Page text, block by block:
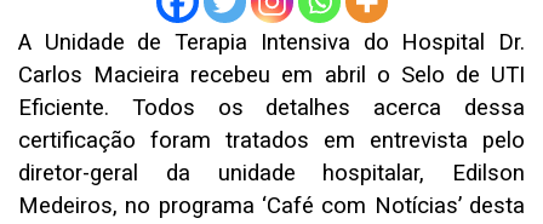
A Unidade de Terapia Intensiva do Hospital Dr.
Carlos Macieira recebeu em abril o Selo de UTI
Eficiente. Todos os detalhes acerca dessa
certificação foram tratados em entrevista pelo
diretor-geral da unidade hospitalar, Edilson
Medeiros, no programa ‘Café com Notícias’ desta